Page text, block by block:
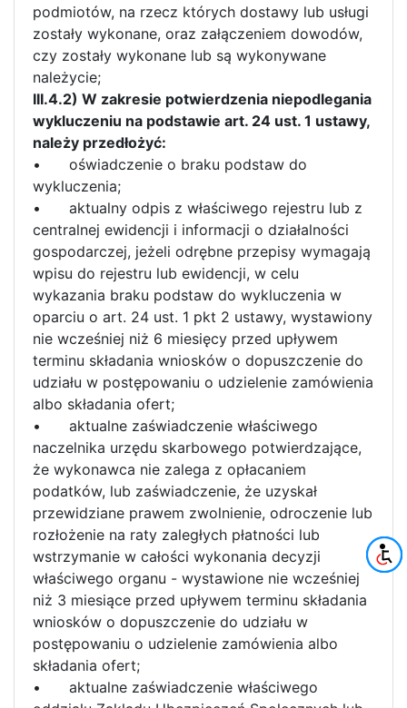
podmiotów, na rzecz których dostawy lub usługi
zostały wykonane, oraz załączeniem dowodów,
czy zostały wykonane lub są wykonywane
należycie;
III.4.2) W zakresie potwierdzenia niepodlegania
wykluczeniu na podstawie art. 24 ust. 1 ustawy,
należy przedłożyć:
•
oświadczenie o braku podstaw do
wykluczenia;
•
aktualny odpis z właściwego rejestru lub z
centralnej ewidencji i informacji o działalności
gospodarczej, jeżeli odrębne przepisy wymagają
wpisu do rejestru lub ewidencji, w celu
wykazania braku podstaw do wykluczenia w
oparciu o art. 24 ust. 1 pkt 2 ustawy, wystawiony
nie wcześniej niż 6 miesięcy przed upływem
terminu składania wniosków o dopuszczenie do
udziału w postępowaniu o udzielenie zamówienia
albo składania ofert;
•
aktualne zaświadczenie właściwego
naczelnika urzędu skarbowego potwierdzające,
że wykonawca nie zalega z opłacaniem
podatków, lub zaświadczenie, że uzyskał
przewidziane prawem zwolnienie, odroczenie lub
rozłożenie na raty zaległych płatności lub
wstrzymanie w całości wykonania decyzji
właściwego organu - wystawione nie wcześniej
niż 3 miesiące przed upływem terminu składania
wniosków o dopuszczenie do udziału w
postępowaniu o udzielenie zamówienia albo
składania ofert;
•
aktualne zaświadczenie właściwego